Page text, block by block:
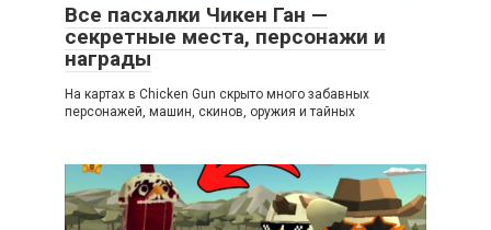
Все пасхалки Чикен Ган —
секретные места, персонажи и
награды
На картах в Chicken Gun скрыто много забавных
персонажей, машин, скинов, оружия и тайных